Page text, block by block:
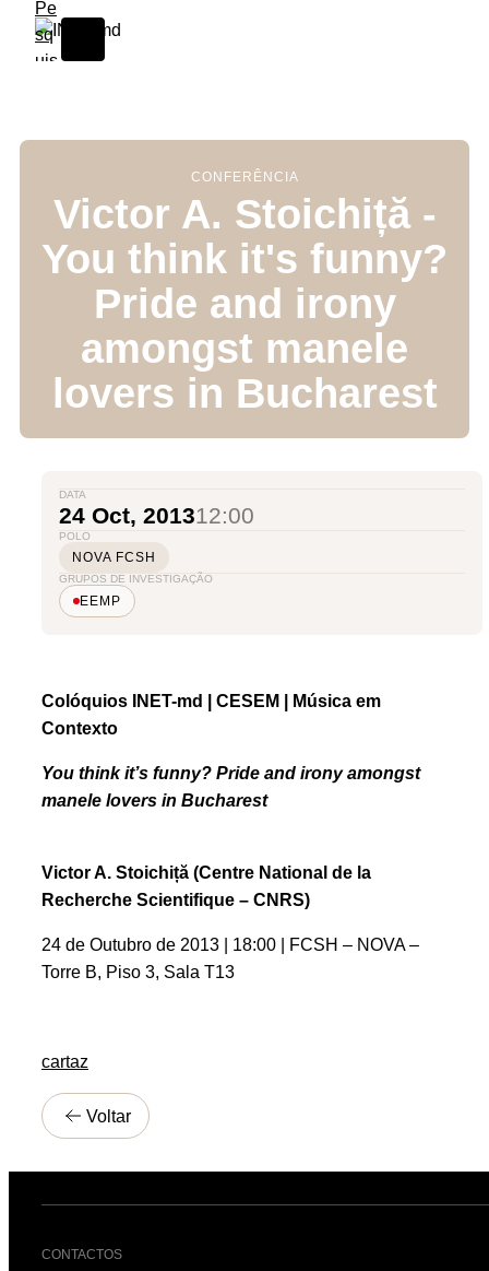
Skip to content
CONFERÊNCIA
Victor A. Stoichiță -
You think it's funny?
Pride and irony
amongst manele
lovers in Bucharest
DATA
24 Oct, 201312:00
POLO
NOVA FCSH
GRUPOS DE INVESTIGAÇÃO
EEMP
Colóquios INET-md | CESEM | Música em
Contexto
You think it’s funny? Pride and irony amongst
manele lovers in Bucharest
Victor A. Stoichiță (Centre National de la
Recherche Scientifique – CNRS)
24 de Outubro de 2013 | 18:00 | FCSH – NOVA –
Torre B, Piso 3, Sala T13
cartaz
Voltar
CONTACTOS